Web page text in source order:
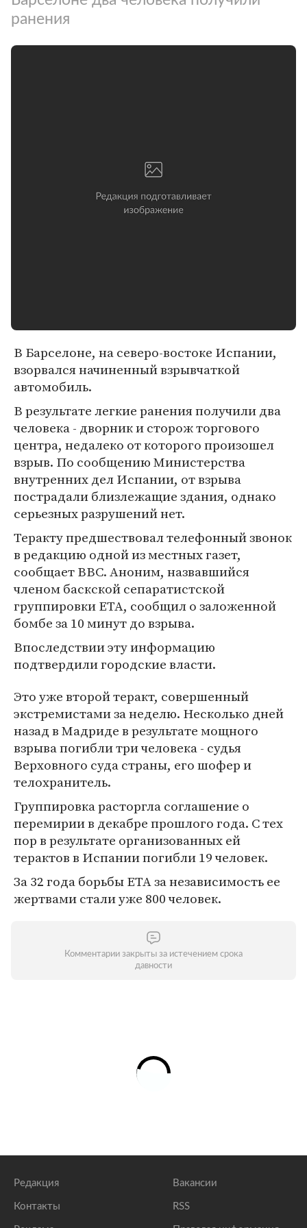
ранения
В Барселоне, на северо-востоке Испании,
взорвался начиненный взрывчаткой
автомобиль.
В результате легкие ранения получили два
человека - дворник и сторож торгового
центра, недалеко от которого произошел
взрыв. По сообщению Министерства
внутренних дел Испании, от взрыва
пострадали близлежащие здания, однако
серьезных разрушений нет.
Теракту предшествовал телефонный звонок
в редакцию одной из местных газет,
сообщает ВВС. Аноним, назвавшийся
членом баскской сепаратистской
группировки ЕТА, сообщил о заложенной
бомбе за 10 минут до взрыва.
Впоследствии эту информацию
подтвердили городские власти.
Это уже второй теракт, совершенный
экстремистами за неделю. Несколько дней
назад в Мадриде в результате мощного
взрыва погибли три человека - судья
Верховного суда страны, его шофер и
телохранитель.
Группировка расторгла соглашение о
перемирии в декабре прошлого года. С тех
пор в результате организованных ей
терактов в Испании погибли 19 человек.
За 32 года борьбы ЕТА за независимость ее
жертвами стали уже 800 человек.
Комментарии закрыты за истечением срока
давности
Редакция
Контакты
Вакансии
RSS